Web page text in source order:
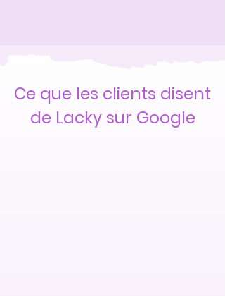
Ce que les clients disent
de Lacky sur Google